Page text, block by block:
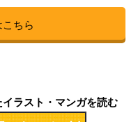
ちら
ラスト・マンガを読む